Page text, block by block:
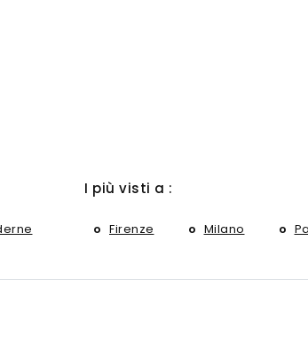
I più visti a :
Firenze Milano